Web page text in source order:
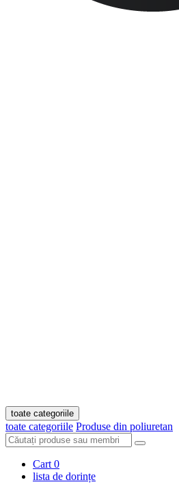
toate categoriile
toate categoriile Produse din poliuretan
Cart 0
lista de dorințe